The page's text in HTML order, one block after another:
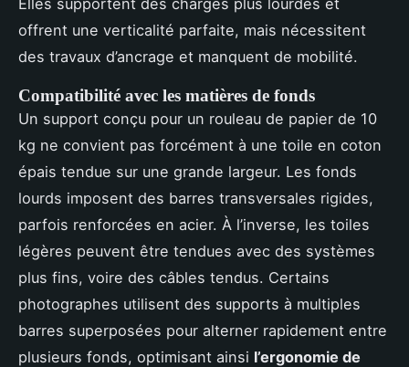
offrent une verticalité parfaite, mais nécessitent
des travaux d’ancrage et manquent de mobilité.
Compatibilité avec les matières de fonds
Un support conçu pour un rouleau de papier de 10
kg ne convient pas forcément à une toile en coton
épais tendue sur une grande largeur. Les fonds
lourds imposent des barres transversales rigides,
parfois renforcées en acier. À l’inverse, les toiles
légères peuvent être tendues avec des systèmes
plus fins, voire des câbles tendus. Certains
photographes utilisent des supports à multiples
barres superposées pour alterner rapidement entre
plusieurs fonds, optimisant ainsi l’ergonomie de